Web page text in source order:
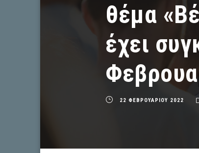
θέμα
έχει
22 ΦΕΒΡΟΥΑΡΙΟΥ 2022